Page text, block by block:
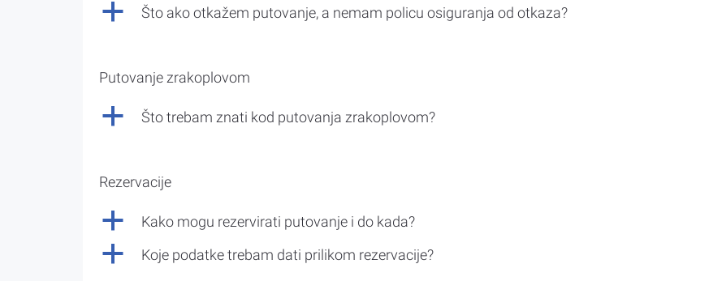
a Što ako otkažem putovanje, a nemam policu osiguranja od otkaza?
Putovanje zrakoplovom
a Što trebam znati kod putovanja zrakoplovom?
Rezervacije
a Kako mogu rezervirati putovanje i do kada?
a Koje podatke trebam dati prilikom rezervacije?